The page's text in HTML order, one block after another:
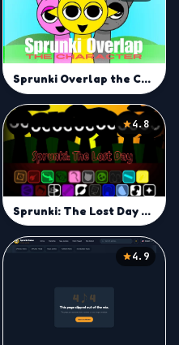
Sprunki Overlap the Characters
4.8
Sprunki: The Lost Day Mod
4.9